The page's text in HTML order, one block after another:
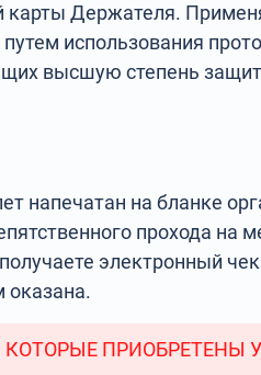
карты Держателя.
использования
высшую степень
напечатан на бланке
прохода на
электронный
оказана.
ПРИОБРЕТЕНЫ